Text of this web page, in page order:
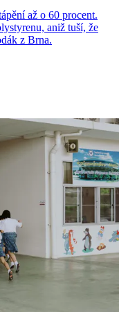
až o 60 procent.
aniž tuší, že
z Brna.